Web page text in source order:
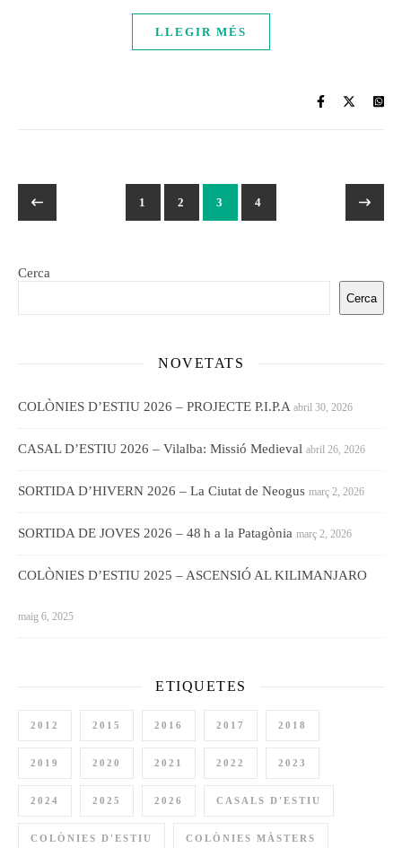
LLEGIR MÉS
1 2 3 4
Cerca
Cerca
NOVETATS
COLÒNIES D’ESTIU 2026 – PROJECTE P.I.P.A abril 30, 2026
CASAL D’ESTIU 2026 – Vilalba: Missió Medieval abril 26, 2026
SORTIDA D’HIVERN 2026 – La Ciutat de Neogus març 2, 2026
SORTIDA DE JOVES 2026 – 48 h a la Patagònia març 2, 2026
COLÒNIES D’ESTIU 2025 – ASCENSIÓ AL KILIMANJARO
maig 6, 2025
ETIQUETES
2012 2015 2016 2017 2018
2019 2020 2021 2022 2023
2024 2025 2026 CASALS D'ESTIU
COLÒNIES D'ESTIU COLÒNIES MÀSTERS